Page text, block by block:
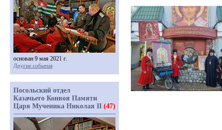
основан 9 мая 2021 г.
Другие события
Посольский отдел
Казачьего Конвоя Памяти
Царя Мученика Николая II (47)